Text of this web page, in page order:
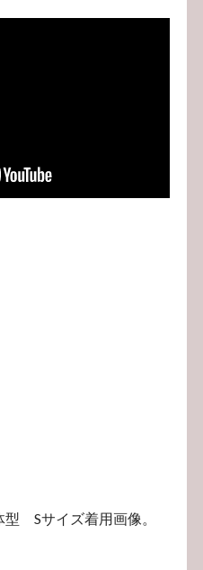
型 Sサイズ着用画像。